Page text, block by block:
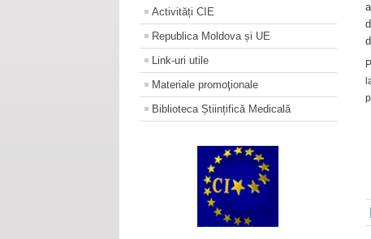
Activități CIE
Republica Moldova și UE
Link-uri utile
Materiale promoţionale
Biblioteca Științifică Medicală